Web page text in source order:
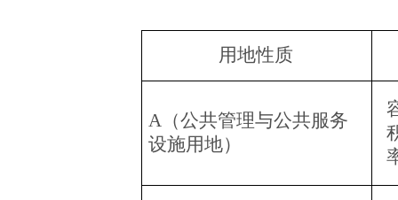
用地性质
A（公共管理与公共服务
设施用地）